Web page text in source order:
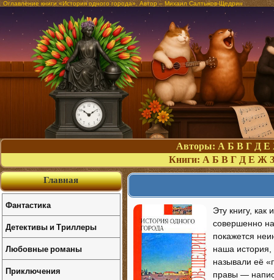
Оглавление книги «История одного города». Автор – Михаил Салтыков-Щедрин
Авторы: А Б В Г Д Е
Книги: А Б В Г Д Е Ж З
Эту книгу,
совершенно
покажется
наша
называли её
правы —
Главная
Фантастика
Детективы и Триллеры
Любовные романы
Приключения